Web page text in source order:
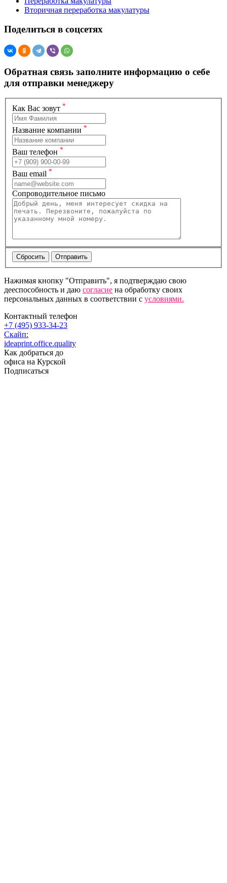
Вторичная переработка макулатуры
Поделиться в соцсетях
Обратная связь заполните информацию о себе
для отправки менеджеру
Как Вас зовут *
Название компании *
Ваш телефон *
Ваш email *
Сопроводительное письмо
Нажимая кнопку "Отправить", я подтверждаю свою
дееспособность и даю согласие на обработку своих
персональных данных в соответствии с условиями.
Контактный телефон
+7 (495) 933-34-23
Скайп:
ideaprint.office.quality
Как добраться до
офиса на Курской
Подписаться